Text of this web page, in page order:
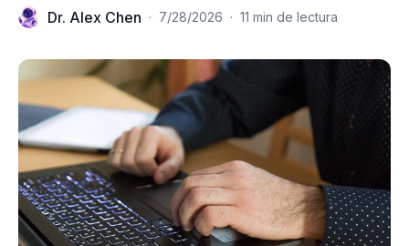
Dr. Alex Chen · 7/28/2026 · 11 min de lectura